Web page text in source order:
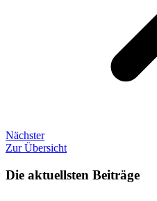
Nächster
Zur Übersicht
Die aktuellsten Beiträge